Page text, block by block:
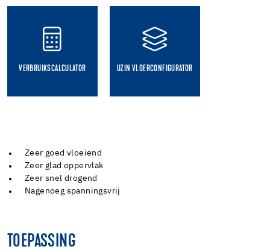
VERBRUIKSCALCULATOR UZIN VLOERCONFIGURATOR
Zeer goed vloeiend
Zeer glad oppervlak
Zeer snel drogend
Nagenoeg spanningsvrij
TOEPASSING